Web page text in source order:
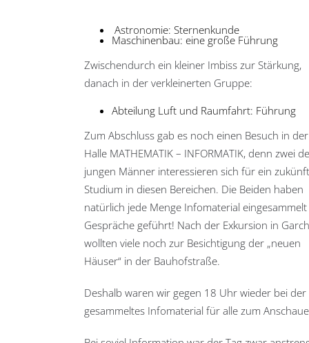
Astronomie: Sternenkunde
Maschinenbau: eine große Führung
Zwischendurch ein kleiner Imbiss zur Stärkung,
danach in der verkleinerten Gruppe:
Abteilung Luft und Raumfahrt: Führung
Zum Abschluss gab es noch einen Besuch in der
Halle MATHEMATIK – INFORMATIK, denn zwei
jungen Männer interessieren sich für ein
Studium in diesen Bereichen. Die Beiden haben
natürlich jede Menge Infomaterial
Gespräche geführt! Nach der Exkursion in
wollten viele noch zur Besichtigung der „neuen
Häuser“ in der Bauhofstraße.
Deshalb waren wir gegen 18 Uhr wieder bei
gesammeltes Infomaterial für alle zum